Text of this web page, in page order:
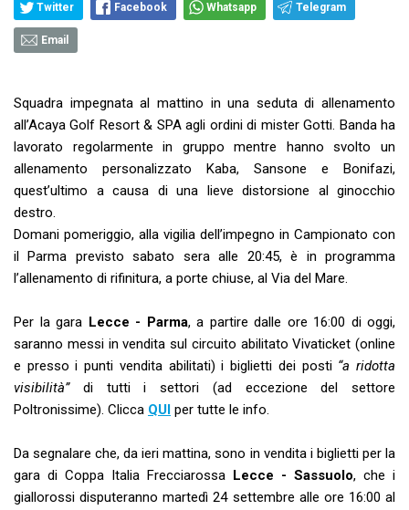
Twitter Facebook Whatsapp Telegram
Email
Squadra impegnata al mattino in una seduta di allenamento
all’Acaya Golf Resort & SPA agli ordini di mister Gotti. Banda ha
lavorato regolarmente in gruppo mentre hanno svolto un
allenamento personalizzato Kaba, Sansone e Bonifazi,
quest’ultimo a causa di una lieve distorsione al ginocchio
destro.
Domani pomeriggio, alla vigilia dell’impegno in Campionato con
il Parma previsto sabato sera alle 20:45, è in programma
l’allenamento di rifinitura, a porte chiuse, al Via del Mare.
Per la gara Lecce - Parma, a partire dalle ore 16:00 di oggi,
saranno messi in vendita sul circuito abilitato Vivaticket (online
e presso i punti vendita abilitati) i biglietti dei posti “a ridotta
visibilità”di tutti i settori (ad eccezione del settore
Poltronissime). Clicca QUI per tutte le info.
Da segnalare che, da ieri mattina, sono in vendita i biglietti per la
gara di Coppa Italia Frecciarossa Lecce - Sassuolo, che i
giallorossi disputeranno martedì 24 settembre alle ore 16:00 al